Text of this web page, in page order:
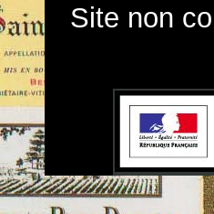
Site non